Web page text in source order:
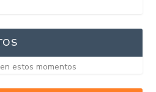
estos momentos